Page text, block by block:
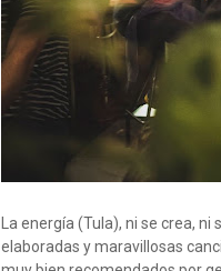
La energía (Tula), ni se crea,
elaboradas y maravillosas